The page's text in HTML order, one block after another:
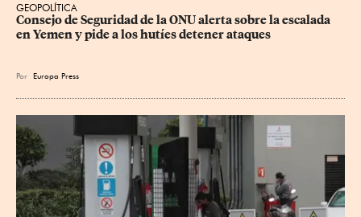
GEOPOLÍTICA
Consejo de Seguridad de la ONU alerta sobre la escalada
en Yemen y pide a los hutíes detener ataques
Por Europa Press